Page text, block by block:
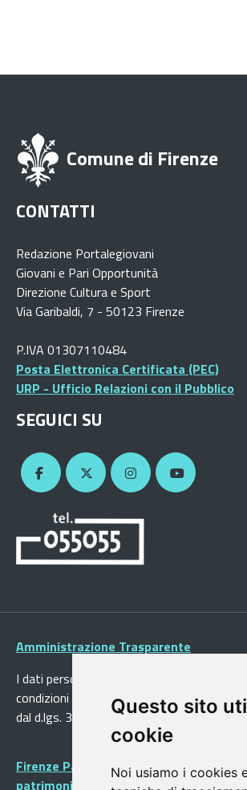
Questo sito
cookie
Noi usiamo i cookies
Comune di Firenze
CONTATTI
Redazione Portalegiovani
Giovani e Pari Opportunità
Direzione Cultura e Sport
Via Garibaldi, 7 - 50123 Firenze
P.IVA 01307110484
Posta Elettronica Certificata (PEC)
URP - Ufficio Relazioni con il Pubblico
SEGUICI SU
Amministrazione Trasparente
I dati personali pubblicati sono riutilizzabili
condizioni previste dalla direttiva
dal d.lgs. 36/2006
Firenze Patrimonio Mondiale - Centro
patrimonio dell’Umanità